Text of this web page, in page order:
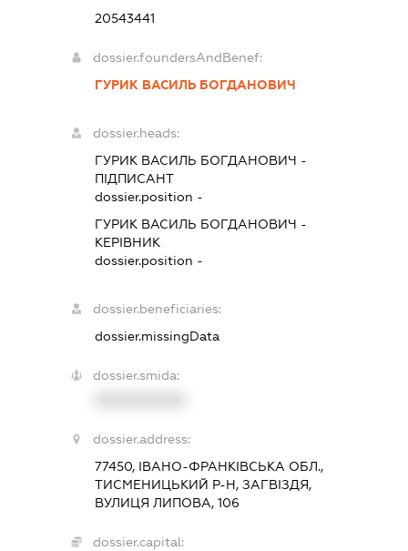
20543441
dossier.foundersAndBenef:
ГУРИК ВАСИЛЬ БОГДАНОВИЧ
dossier.heads:
ГУРИК ВАСИЛЬ БОГДАНОВИЧ -
ПІДПИСАНТ
dossier.position -
ГУРИК ВАСИЛЬ БОГДАНОВИЧ -
КЕРІВНИК
dossier.position -
dossier.beneficiaries:
dossier.missingData
dossier.smida:
dossier.address:
77450, ІВАНО-ФРАНКІВСЬКА ОБЛ.,
ТИСМЕНИЦЬКИЙ Р-Н, ЗАГВІЗДЯ,
ВУЛИЦЯ ЛИПОВА, 106
dossier.capital: